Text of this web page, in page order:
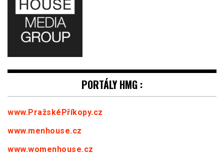
PORTÁLY HMG :
www.PražskéPříkopy.cz
www.menhouse.cz
www.womenhouse.cz